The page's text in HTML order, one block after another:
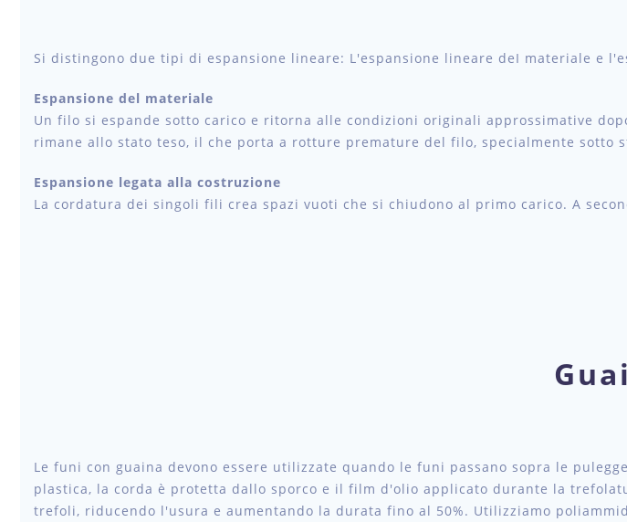
Si distingono due tipi di espansione lineare: L'espansione lineare deI materiale e
Espansione del materiale
Un filo si espande sotto carico e ritorna alle condizioni originali approssimative
rimane allo stato teso, il che porta a rotture premature del filo, specialmente sotto
Espansione legata alla costruzione
La cordatura dei singoli fili crea spazi vuoti che si chiudono al primo carico. A
Le funi con guaina devono essere utilizzate quando le funi passano sopra le
plastica, la corda è protetta dallo sporco e il film d'olio applicato durante la
trefoli, riducendo l'usura e aumentando la durata fino al 50%. Utilizziamo